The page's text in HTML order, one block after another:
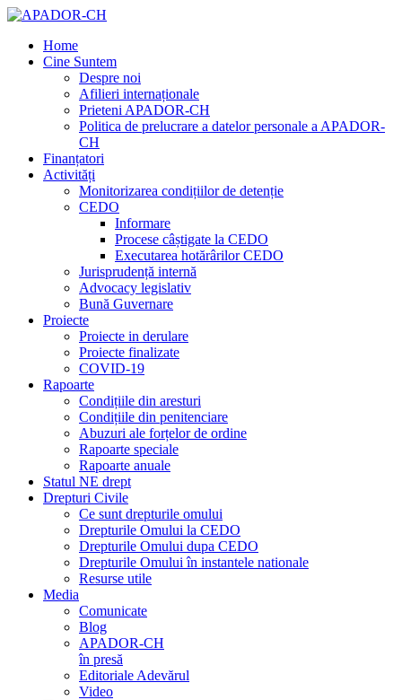
Home
Cine Suntem
Despre noi
Afilieri internaționale
Prieteni APADOR-CH
Politica de prelucrare a datelor personale a APADOR-
CH
Finanțatori
Activități
Monitorizarea condițiilor de detenție
CEDO
Informare
Procese câștigate la CEDO
Executarea hotărârilor CEDO
Jurisprudență internă
Advocacy legislativ
Bună Guvernare
Proiecte
Proiecte in derulare
Proiecte finalizate
COVID-19
Rapoarte
Condițiile din aresturi
Condițiile din penitenciare
Abuzuri ale forțelor de ordine
Rapoarte speciale
Rapoarte anuale
Statul NE drept
Drepturi Civile
Ce sunt drepturile omului
Drepturile Omului la CEDO
Drepturile Omului dupa CEDO
Drepturile Omului în instantele nationale
Resurse utile
Media
Comunicate
Blog
APADOR-CH
în presă
Editoriale Adevărul
Video